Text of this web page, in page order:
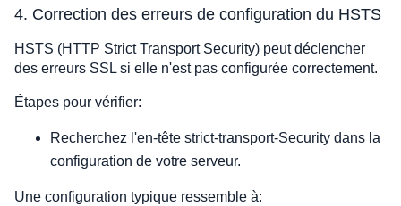
4. Correction des erreurs de configuration du HSTS
HSTS (HTTP Strict Transport Security) peut déclencher
des erreurs SSL si elle n'est pas configurée correctement.
Étapes pour vérifier:
Recherchez l'en-tête strict-transport-Security dans la
configuration de votre serveur.
Une configuration typique ressemble à: